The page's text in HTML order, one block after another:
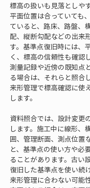
標高の扱いも見落としや
平面位置は合っていても
ていると、路床、路盤、
配、縦断勾配などの出来
す。基準点復旧時には、
く、標高の信頼性も確認
測量記録や近傍の既知点
る場合は、それらと照合
来形管理で標高確認に使
します。
資料照合では、設計変更
します。施工中に線形、
囲、管理断面、測点位置
と、基準点の使い方や必
ることがあります。古い
復旧した基準点を使い続
来形管理に合わない可能